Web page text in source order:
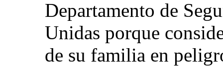
Departamento de
Unidas porque
de su familia en